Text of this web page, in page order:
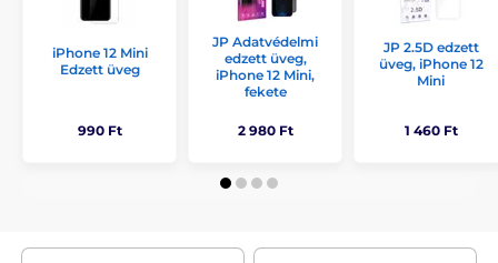
iPhone 12 Mini
Edzett üveg
990 Ft
JP Adatvédelmi
edzett üveg,
iPhone 12 Mini,
fekete
2 980 Ft
JP 2.5D edzett
üveg, iPhone 12
Mini
1 460 Ft